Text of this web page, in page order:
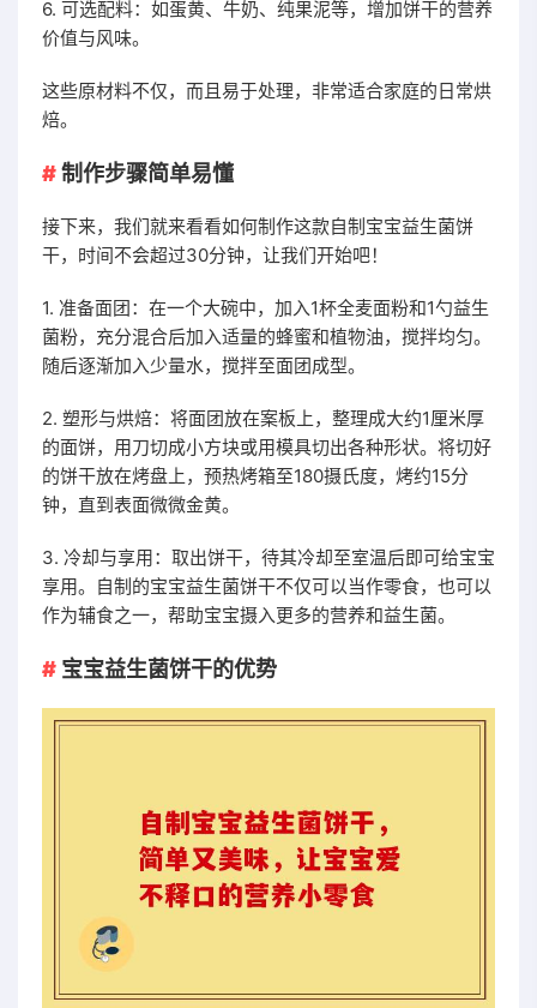
6. 可选配料：如蛋黄、牛奶、纯果泥等，增加饼干的营养
价值与风味。
这些原材料不仅，而且易于处理，非常适合家庭的日常烘
焙。
制作步骤简单易懂
接下来，我们就来看看如何制作这款自制宝宝益生菌饼
干，时间不会超过30分钟，让我们开始吧！
1. 准备面团：在一个大碗中，加入1杯全麦面粉和1勺益生
菌粉，充分混合后加入适量的蜂蜜和植物油，搅拌均匀。
随后逐渐加入少量水，搅拌至面团成型。
2. 塑形与烘焙：将面团放在案板上，整理成大约1厘米厚
的面饼，用刀切成小方块或用模具切出各种形状。将切好
的饼干放在烤盘上，预热烤箱至180摄氏度，烤约15分
钟，直到表面微微金黄。
3. 冷却与享用：取出饼干，待其冷却至室温后即可给宝宝
享用。自制的宝宝益生菌饼干不仅可以当作零食，也可以
作为辅食之一，帮助宝宝摄入更多的营养和益生菌。
宝宝益生菌饼干的优势